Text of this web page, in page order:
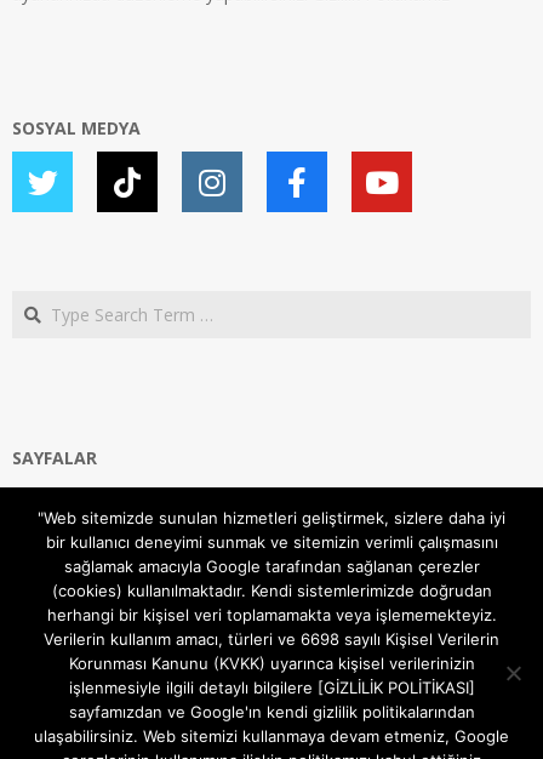
SOSYAL MEDYA
Search
SAYFALAR
Gizlilik ve Çerezler (Cookies) Politikası
Hakkımızda
İletişim Kanalları
MODEM KURULUM
TEKNİK DESTEK
TELEVİZYON SİSTEMLERİ
"Web sitemizde sunulan hizmetleri geliştirmek, sizlere daha iyi
bir kullanıcı deneyimi sunmak ve sitemizin verimli çalışmasını
sağlamak amacıyla Google tarafından sağlanan çerezler
(cookies) kullanılmaktadır. Kendi sistemlerimizde doğrudan
herhangi bir kişisel veri toplamamakta veya işlememekteyiz.
Verilerin kullanım amacı, türleri ve 6698 sayılı Kişisel Verilerin
Korunması Kanunu (KVKK) uyarınca kişisel verilerinizin
işlenmesiyle ilgili detaylı bilgilere [GİZLİLİK POLİTİKASI]
sayfamızdan ve Google'ın kendi gizlilik politikalarından
ulaşabilirsiniz. Web sitemizi kullanmaya devam etmeniz, Google